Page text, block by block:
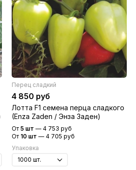
Перец сладкий
4 850 руб
Лотта F1 семена перца сладкого
(Enza Zaden / Энза Заден)
От5 шт —4 753 руб
От 10 шт —4 705 руб
Упаковка